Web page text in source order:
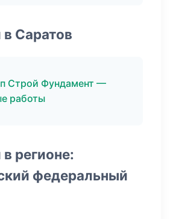
Саратов
Строй Фундамент —
работы
регионе:
федеральный